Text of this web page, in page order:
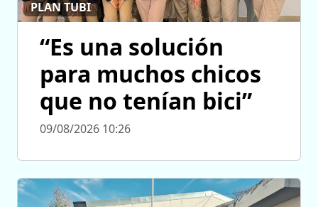
PLAN TUBI
“Es una solución
para muchos chicos
que no tenían bici”
09/08/2026 10:26